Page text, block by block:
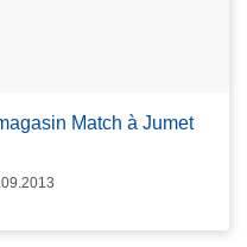
Match à Jumet